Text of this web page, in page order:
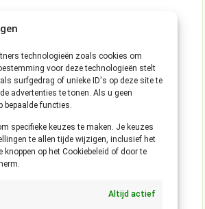
technologieën zoals cookies om
voor deze technologieën stelt
surfgedrag of unieke ID's op deze site te
advertenties te tonen. Als u geen
functies.
specifieke keuzes te maken. Je keuzes
te allen tijde wijzigen, inclusief het
op het Cookiebeleid of door te
Altijd actief